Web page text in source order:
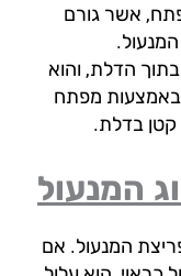
גורם
והוא
מפתח
בדלת.
המנעול. אם